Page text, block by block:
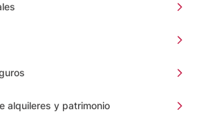
alquileres y patrimonio